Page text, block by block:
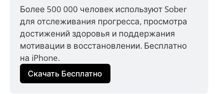
Более 500 000 человек используют Sober
для отслеживания прогресса, просмотра
достижений здоровья и поддержания
мотивации в восстановлении. Бесплатно
на iPhone.
Скачать Бесплатно